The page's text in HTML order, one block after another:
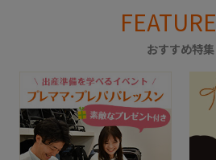
FEATURE
おすすめ特集